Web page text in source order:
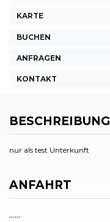
KARTE
BUCHEN
ANFRAGEN
KONTAKT
BESCHREIBUNG
nur als test Unterkunft
ANFAHRT
,,,,,,